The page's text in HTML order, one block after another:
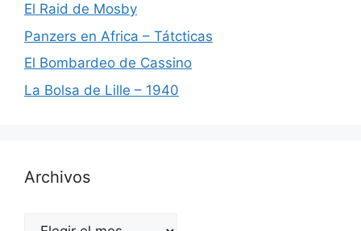
El Raid de Mosby
Panzers en Africa – Tátcticas
El Bombardeo de Cassino
La Bolsa de Lille – 1940
Archivos
Archivos